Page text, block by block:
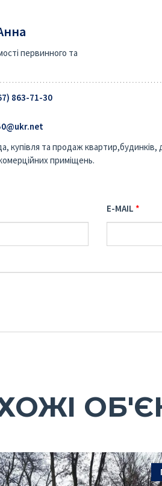
первинного та
863-71-30‬
купівля та продаж квартир,будинків,
приміщень.
E-MAIL